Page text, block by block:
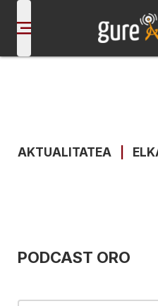
AKTUALITATEA
PODCAST ORO